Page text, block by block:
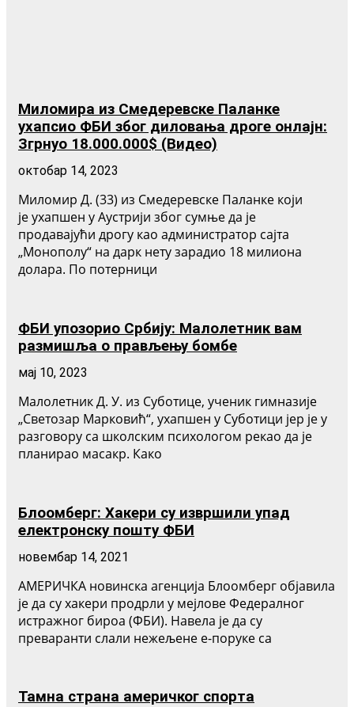
Миломира из Смедеревске Паланке
ухапсио ФБИ због диловања дроге онлајн:
Згрнуо 18.000.000$ (Видео)
октобар 14, 2023
Миломир Д. (33) из Смедеревске Паланке који
је ухапшен у Аустрији због сумње да је
продавајући дрогу као администратор сајта
„Монополy“ на дарк нету зарадио 18 милиона
долара. По потерници
ФБИ упозорио Србију: Малолетник вам
размишља о прављењу бомбе
мај 10, 2023
Малолетник Д. У. из Суботице, ученик гимназије
„Светозар Марковић“, ухапшен у Суботици јер је у
разговору са школским психологом рекао да је
планирао масакр. Како
Блоомберг: Хакери су извршили упад
електронску пошту ФБИ
новембар 14, 2021
АМЕРИЧКА новинска агенција Блоомберг објавила
је да су хакери продрли у мејлове Федералног
истражног бироа (ФБИ). Навела је да су
преваранти слали нежељене е-поруке са
Тамна страна америчког спорта